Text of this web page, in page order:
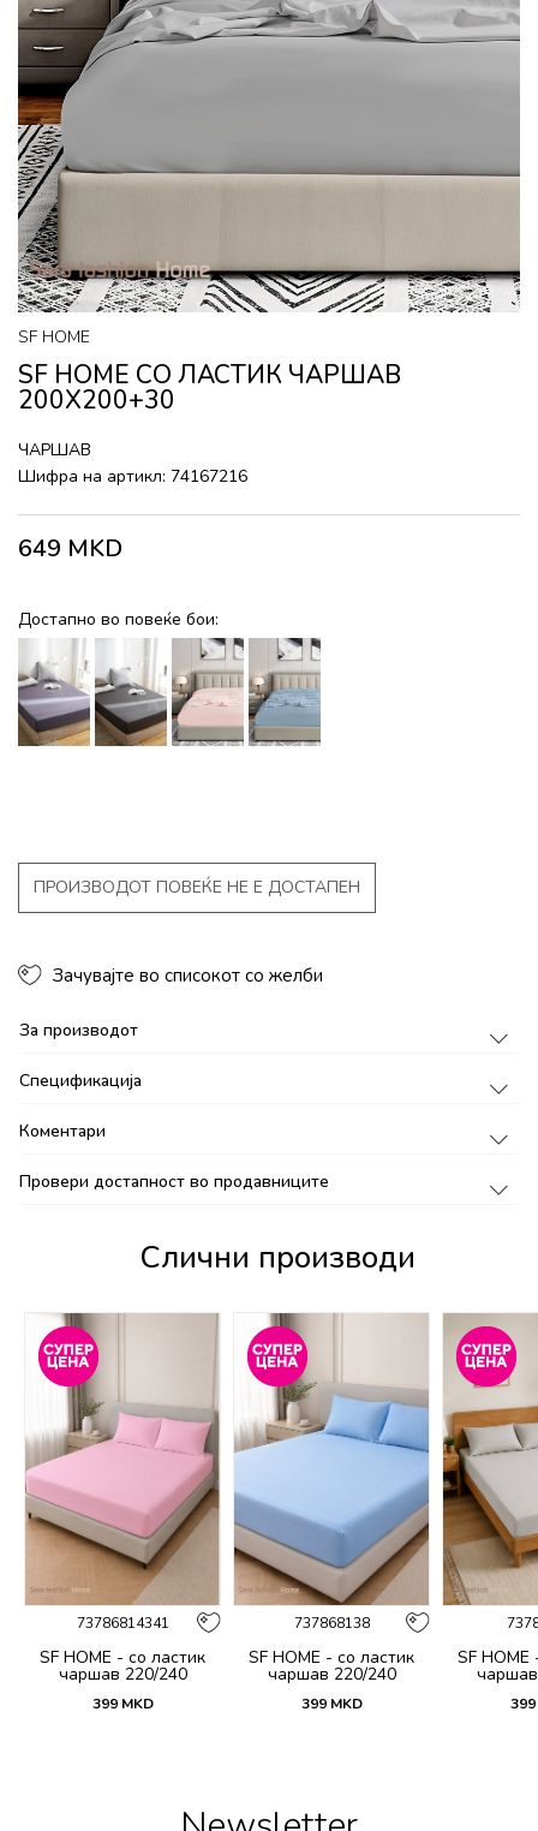
SF HOME
SF HOME СО ЛАСТИК ЧАРШАВ
200X200+30
ЧАРШАВ
Шифра на артикл: 74167216
649 MKD
Достапно во повеќе бои:
ПРОИЗВОДОТ ПОВЕЌЕ НЕ Е ДОСТАПЕН
Зачувајте во списокот со желби
За производот
Спецификација
Коментари
Провери достапност во продавниците
Слични производи
73786814341
SF HOME - со ластик
чаршав 220/240
399 MKD
737868138
SF HOME - со ластик
чаршав 220/240
399 MKD
SF HOME
399